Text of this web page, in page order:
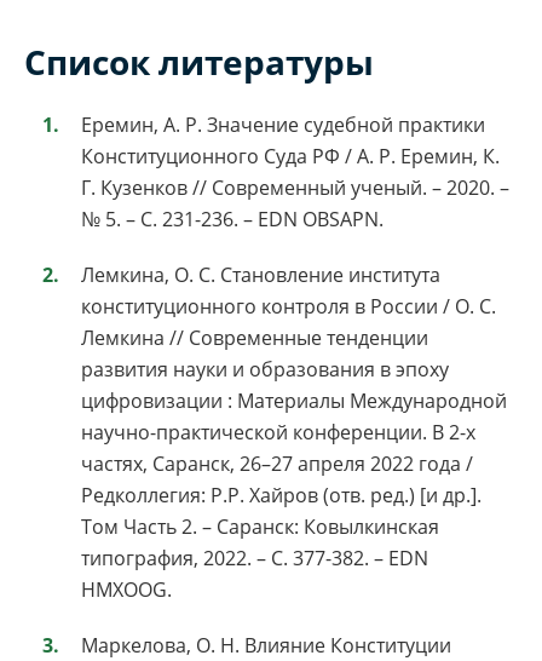
Список литературы
Еремин, А. Р. Значение судебной практики
Конституционного Суда РФ / А. Р. Еремин, К.
Г. Кузенков // Современный ученый. – 2020. –
№ 5. – С. 231-236. – EDN OBSAPN.
Лемкина, О. С. Становление института
конституционного контроля в России / О. С.
Лемкина // Современные тенденции
развития науки и образования в эпоху
цифровизации : Материалы Международной
научно-практической конференции. В 2-х
частях, Саранск, 26–27 апреля 2022 года /
Редколлегия: Р.Р. Хайров (отв. ред.) [и др.].
Том Часть 2. – Саранск: Ковылкинская
типография, 2022. – С. 377-382. – EDN
HMXOOG.
Маркелова, О. Н. Влияние Конституции